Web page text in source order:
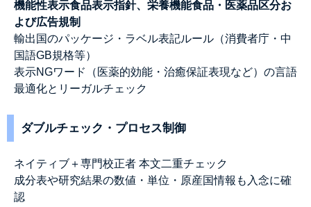
機能性表示食品表示指針、栄養機能食品・医薬品区分お
よび広告規制
輸出国のパッケージ・ラベル表記ルール（消費者庁・中
国語GB規格等）
表示NGワード（医薬的効能・治癒保証表現など）の言語
最適化とリーガルチェック
ダブルチェック・プロセス制御
ネイティブ＋専門校正者 本文二重チェック
成分表や研究結果の数値・単位・原産国情報も入念に確
認